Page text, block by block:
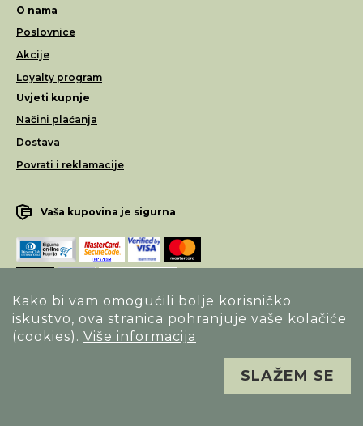
Kako bi vam omogućili bolje korisničko
iskustvo, ova stranica pohranjuje vaše kolačiće
(cookies). Više informacija
SLAŽEM SE
O nama
Poslovnice
Akcije
Loyalty program
Uvjeti kupnje
Načini plaćanja
Dostava
Povrati i reklamacije
Vaša kupovina je sigurna
Opći uvjeti poslovanja
Sva prava pridržana. Alfa Vision optika ©